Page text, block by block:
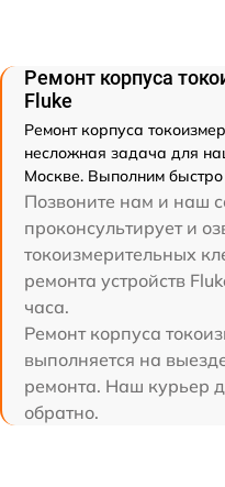
Ремонт корпуса
Fluke
Ремонт корпуса
несложная задача для
Москве. Выполним быстро
Позвоните нам и наш
проконсультирует и
токоизмерительных
ремонта устройств
часа.
Ремонт корпуса
выполняется на
ремонта. Наш курьер
обратно.